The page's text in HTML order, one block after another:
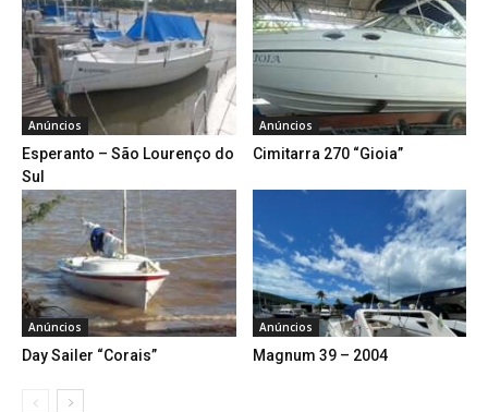
Anúncios
Esperanto – São Lourenço do
Sul
Anúncios
Cimitarra 270 “Gioia”
Anúncios
Day Sailer “Corais”
Anúncios
Magnum 39 – 2004